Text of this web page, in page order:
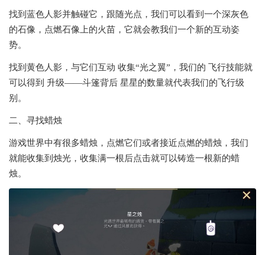
找到蓝色人影并触碰它，跟随光点，我们可以看到一个深灰色
的石像，点燃石像上的火苗，它就会教我们一个新的互动姿
势。
找到黄色人影，与它们互动 收集“光之翼”，我们的 飞行技能就
可以得到 升级――斗篷背后 星星的数量就代表我们的飞行级
别。
二、寻找蜡烛
游戏世界中有很多蜡烛，点燃它们或者接近点燃的蜡烛，我们
就能收集到烛光，收集满一根后点击就可以铸造一根新的蜡
烛。